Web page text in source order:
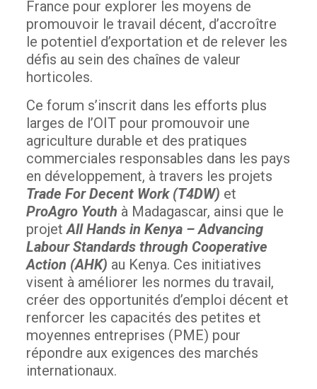
France pour explorer les moyens de
promouvoir le travail décent, d’accroître
le potentiel d’exportation et de relever les
défis au sein des chaînes de valeur
horticoles.
Ce forum s’inscrit dans les efforts plus
larges de l’OIT pour promouvoir une
agriculture durable et des pratiques
commerciales responsables dans les pays
en développement, à travers les projets
Trade For Decent Work (T4DW) et
ProAgro Youth à Madagascar, ainsi que le
projetAll Hands in Kenya – Advancing
Labour Standards through Cooperative
Action (AHK) au Kenya. Ces initiatives
visent à améliorer les normes du travail,
créer des opportunités d’emploi décent et
renforcer les capacités des petites et
moyennes entreprises (PME) pour
répondre aux exigences des marchés
internationaux.